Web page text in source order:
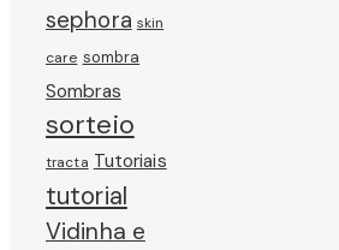
sephora skin
care sombra
Sombras
sorteio
tracta Tutoriais
tutorial
Vidinha e